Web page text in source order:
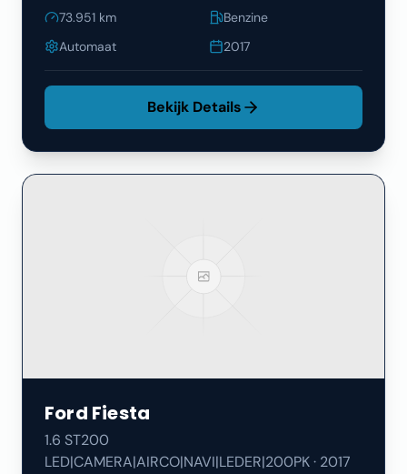
73.951 km
Benzine
Automaat
2017
Bekijk Details
Ford Fiesta
1.6 ST200
LED|CAMERA|AIRCO|NAVI|LEDER|200PK· 2017